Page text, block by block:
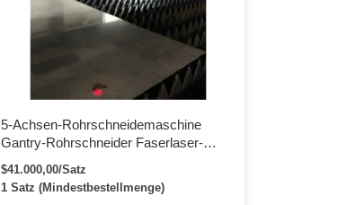
5-Achsen-Rohrschneidemaschine
Gantry-Rohrschneider Faserlaser-
Rohrschneidemaschine mit
automatischer Zuführung für 10-230
mm Durchmesser
$41.000,00/Satz
1 Satz (Mindestbestellmenge)